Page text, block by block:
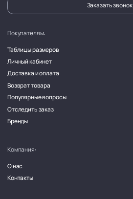
Заказать звонок
Покупателям:
Таблицы размеров
Личный кабинет
Доставка и оплата
Возврат товара
Популярные вопросы
Отследить заказ
Бренды
Компания:
О нас
Контакты